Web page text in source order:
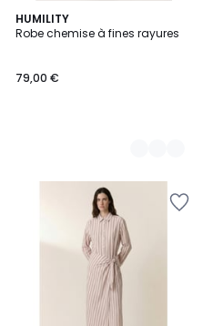
HUMILITY
Robe chemise à fines rayures
79,00 €
2
Couleurs